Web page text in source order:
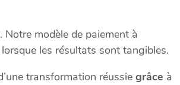
modèle de paiement à
les résultats sont tangibles.
transformation réussie grâce à